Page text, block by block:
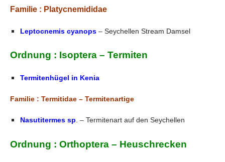
Familie : Platycnemididae
Leptocnemis cyanops – Seychellen Stream Damsel
Ordnung : Isoptera – Termiten
Termitenhügel in Kenia
Familie : Termitidae – Termitenartige
Nasutitermes sp . – Termitenart auf den Seychellen
Ordnung : Orthoptera – Heuschrecken